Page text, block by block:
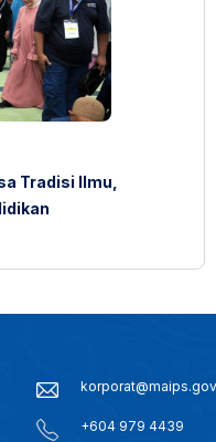
Tradisi Ilmu,
+604 979 4439